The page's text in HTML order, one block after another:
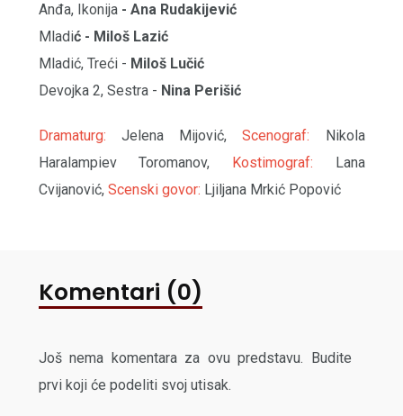
Anđa, Ikonija - Ana Rudakijević
Mladić - Miloš Lazić
Mladić, Treći - Miloš Lučić
Devojka 2, Sestra - Nina Perišić
Dramaturg: Jelena Mijović,Scenograf: Nikola
Haralampiev Toromanov, Kostimograf:
Lana
Cvijanović, Scenski govor: Ljiljana Mrkić Popović
Komentari (0)
Još nema komentara za ovu predstavu. Budite
prvi koji će podeliti svoj utisak.